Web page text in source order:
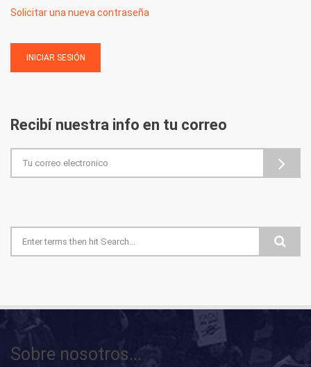
Solicitar una nueva contraseña
Recibí nuestra info en tu correo
Formulario de búsqueda
Sobre nosotros...